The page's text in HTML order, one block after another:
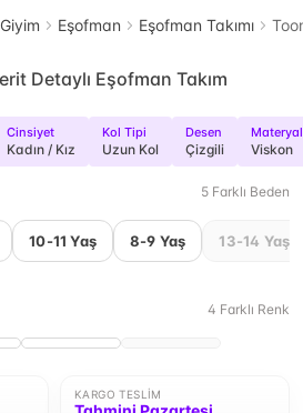
Eşofman Eşofman Takımı
Detaylı Eşofman Takım
Cinsiyet
Kadın / Kız
Kol Tipi
Uzun Kol
Desen
Çizgili
Materyal
Viskon
5 Farklı Beden
10-11 Yaş 8-9 Yaş 13-14 Yaş
4 Farklı Renk
KARGO TESLIM